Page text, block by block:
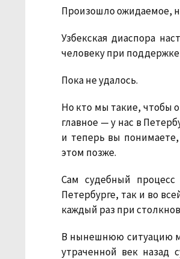
Произошло ожидаемое,
Узбекская диаспора
человеку при
Пока не удалось.
Но кто мы такие, чтобы
главное — у нас в
и теперь вы
этом позже.
Сам судебный
Петербурге, так и во
каждый раз при
В нынешнюю ситуацию
утраченной век назад